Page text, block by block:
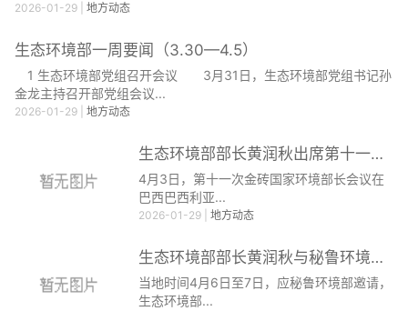
2026-01-29 地方动态
生态环境部一周要闻（3.30—4.5）
1 生态环境部党组召开会议 3月31日，生态环境部党组书记孙
金龙主持召开部党组会议...
2026-01-29 地方动态
生态环境部部长黄润秋出席第十一次金砖国家环境部长会...
4月3日，第十一次金砖国家环境部长会议在
巴西巴西利亚...
2026-01-29 地方动态
生态环境部部长黄润秋与秘鲁环境部长卡斯特罗举行双边...
当地时间4月6日至7日，应秘鲁环境部邀请，
生态环境部...